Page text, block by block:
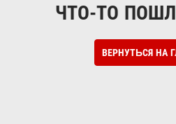
ЧТО-ТО
ВЕРНУТЬСЯ НА